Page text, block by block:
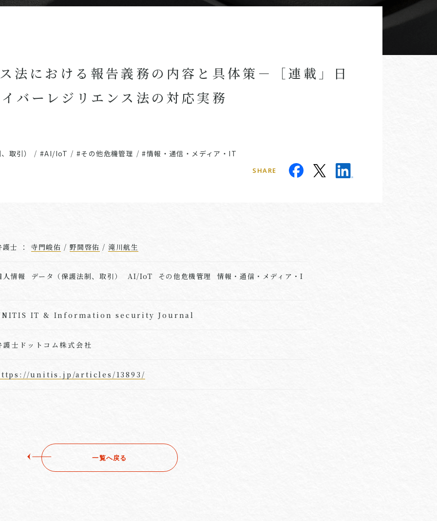
法における報告義務の内容と具体策－［連載」日
バーレジリエンス法の対応実務
取引） /#AI/IoT /#その他危機管理 /#情報・通信・メディア・IT
SHARE
護士 ：寺門峻佑 /野間啓佑 /滝川航生
人情報 データ（保護法制、取引） AI/IoT その他危機管理 情報・通信・メディア・I
IT & Information security Journal
護士ドットコム株式会社
unitis.jp/articles/13893/
一覧へ戻る